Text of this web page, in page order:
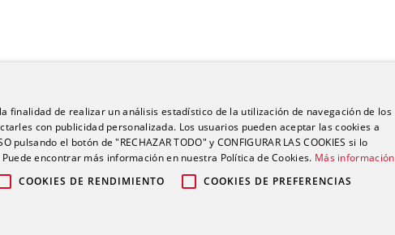
finalidad de realizar un análisis estadístico de la utilización de navegación de los
con publicidad personalizada. Los usuarios pueden aceptar las cookies a
pulsando el botón de "RECHAZAR TODO" y CONFIGURAR LAS COOKIES si lo
Puede encontrar más información en nuestra Política de Cookies. Más información
COOKIES DE RENDIMIENTO COOKIES DE PREFERENCIAS